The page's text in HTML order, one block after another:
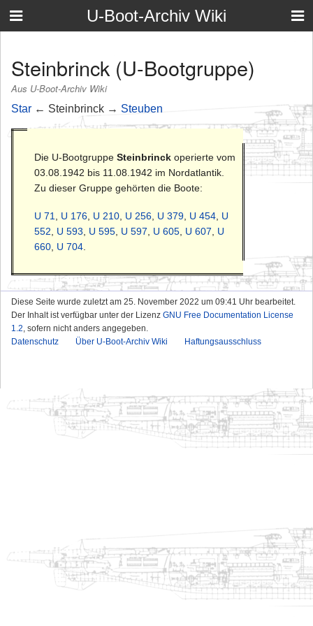
U-Boot-Archiv Wiki
Steinbrinck (U-Bootgruppe)
Aus U-Boot-Archiv Wiki
Star ← Steinbrinck → Steuben
Die U-Bootgruppe Steinbrinck operierte vom
03.08.1942 bis 11.08.1942 im Nordatlantik.
Zu dieser Gruppe gehörten die Boote:
U 71 U 176 U 210 U 256 U 379 U 454 U
552
U 593 U 595 U 597 U 605 U 607
U
660 U 704
Diese Seite wurde zuletzt am 25. November 2022 um 09:41 Uhr bearbeitet.
Der Inhalt ist verfügbar unter der Lizenz GNU Free Documentation License
1.2, sofern nicht anders angegeben.
Datenschutz
Über U-Boot-Archiv Wiki Haftungsausschluss